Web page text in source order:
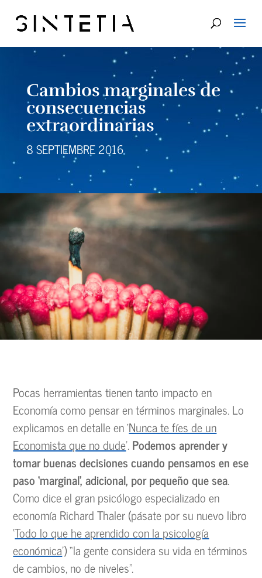
Cambios marginales de
consecuencias
extraordinarias
8 SEPTIEMBRE 2016
Pocas herramientas tienen tanto impacto en
Economía como pensar en términos marginales. Lo
explicamos en detalle en ‘Nunca te fíes de un
Economista que no dude’.Podemos aprender y
tomar buenas decisiones cuando pensamos en ese
paso ‘marginal’, adicional, por pequeño que sea.
Como dice el gran psicólogo especializado en
economía Richard Thaler (pásate por su nuevo libro
‘Todo lo que he aprendido con la psicología
económica’) “la gente considera su vida en términos
de cambios, no de niveles”.